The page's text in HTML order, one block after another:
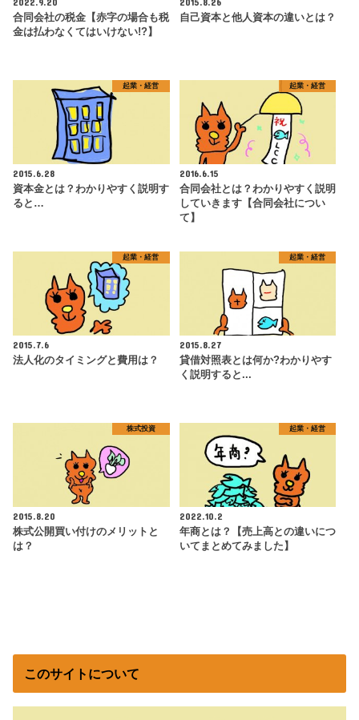
合同会社の税金【赤字の場合も税
金は払わなくてはいけない!?】
自己資本と他人資本の違いとは？
起業・経営
2015.6.28
資本金とは？わかりやすく説明す
ると…
起業・経営
2016.6.15
合同会社とは？わかりやすく説明
していきます【合同会社につい
て】
起業・経営
2015.7.6
法人化のタイミングと費用は？
起業・経営
2015.8.27
貸借対照表とは何か?わかりやす
く説明すると...
株式投資
2015.8.20
株式公開買い付けのメリットと
は？
起業・経営
2022.10.2
年商とは？【売上高との違いにつ
いてまとめてみました】
このサイトについて